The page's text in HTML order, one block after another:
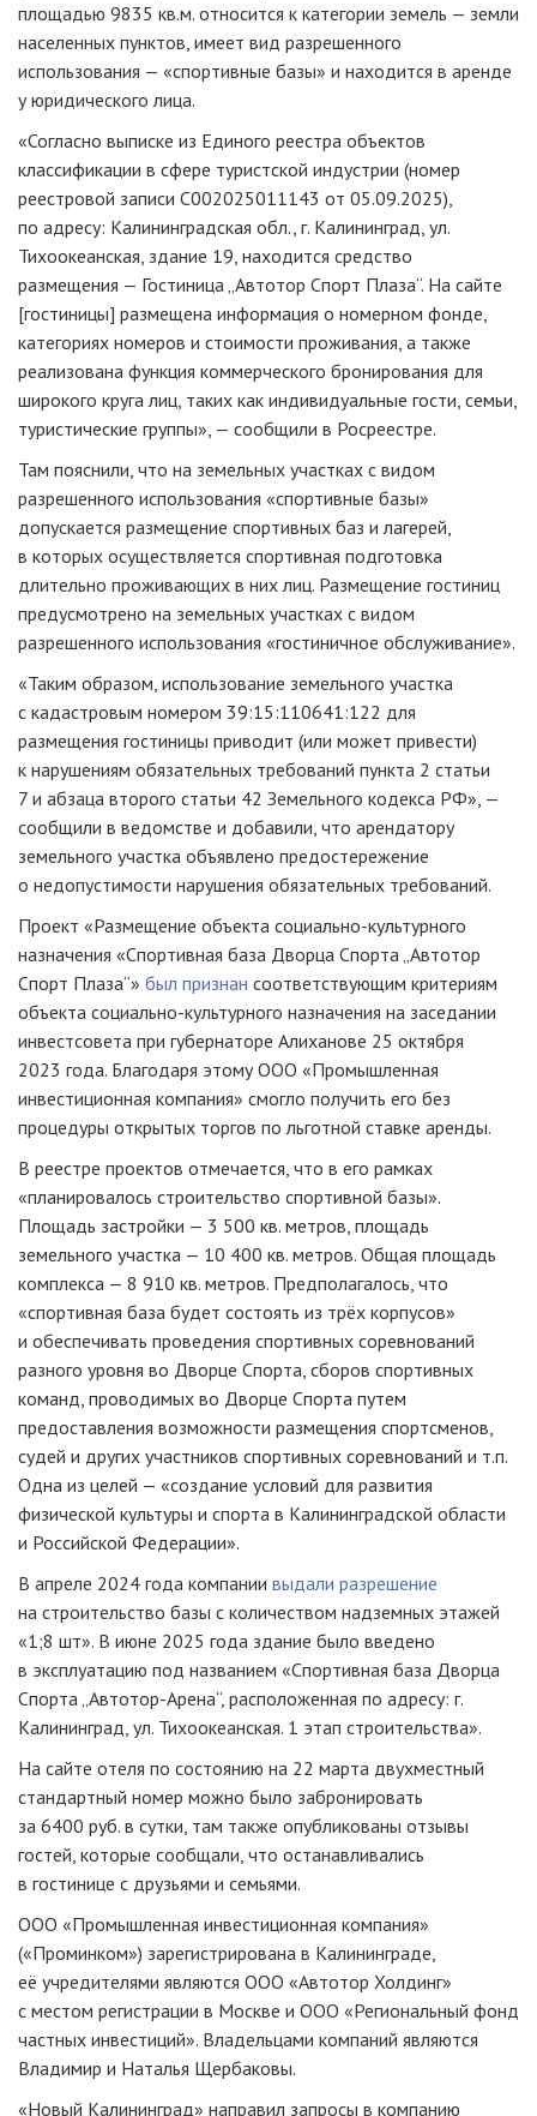
площадью 9835 кв.м. относится к категории земель — земли
населенных пунктов, имеет вид разрешенного
использования — «спортивные базы» и находится в аренде
у юридического лица.
«Согласно выписке из Единого реестра объектов
классификации в сфере туристской индустрии (номер
реестровой записи C002025011143 от 05.09.2025),
по адресу: Калининградская обл., г. Калининград, ул.
Тихоокеанская, здание 19, находится средство
размещения — Гостиница „Автотор Спорт Плаза“. На сайте
[гостиницы] размещена информация о номерном фонде,
категориях номеров и стоимости проживания, а также
реализована функция коммерческого бронирования для
широкого круга лиц, таких как индивидуальные гости, семьи,
туристические группы», — сообщили в Росреестре.
Там пояснили, что на земельных участках с видом
разрешенного использования «спортивные базы»
допускается размещение спортивных баз и лагерей,
в которых осуществляется спортивная подготовка
длительно проживающих в них лиц. Размещение гостиниц
предусмотрено на земельных участках с видом
разрешенного использования «гостиничное обслуживание».
«Таким образом, использование земельного участка
с кадастровым номером 39:15:110641:122 для
размещения гостиницы приводит (или может привести)
к нарушениям обязательных требований пункта 2 статьи
7 и абзаца второго статьи 42 Земельного кодекса РФ», —
сообщили в ведомстве и добавили, что арендатору
земельного участка объявлено предостережение
о недопустимости нарушения обязательных требований.
Проект «Размещение объекта социально-культурного
назначения «Спортивная база Дворца Спорта „Автотор
Спорт Плаза“» был признан соответствующим критериям
объекта социально-культурного назначения на заседании
инвестсовета при губернаторе Алиханове 25 октября
2023 года. Благодаря этому ООО «Промышленная
инвестиционная компания» смогло получить его без
процедуры открытых торгов по льготной ставке аренды.
В реестре проектов отмечается, что в его рамках
«планировалось строительство спортивной базы».
Площадь застройки — 3 500 кв. метров, площадь
земельного участка — 10 400 кв. метров. Общая площадь
комплекса — 8 910 кв. метров. Предполагалось, что
«спортивная база будет состоять из трёх корпусов»
и обеспечивать проведения спортивных соревнований
разного уровня во Дворце Спорта, сборов спортивных
команд, проводимых во Дворце Спорта путем
предоставления возможности размещения спортсменов,
судей и других участников спортивных соревнований и т.п.
Одна из целей — «создание условий для развития
физической культуры и спорта в Калининградской области
и Российской Федерации».
В апреле 2024 года компании выдали разрешение
на строительство базы с количеством надземных этажей
«1;8 шт». В июне 2025 года здание было введено
в эксплуатацию под названием «Спортивная база Дворца
Спорта „Автотор-Арена“, расположенная по адресу: г.
Калининград, ул. Тихоокеанская. 1 этап строительства».
На сайте отеля по состоянию на 22 марта двухместный
стандартный номер можно было забронировать
за 6400 руб. в сутки, там также опубликованы отзывы
гостей, которые сообщали, что останавливались
в гостинице с друзьями и семьями.
ООО «Промышленная инвестиционная компания»
(«Проминком») зарегистрирована в Калининграде,
её учредителями являются ООО «Автотор Холдинг»
с местом регистрации в Москве и ООО «Региональный фонд
частных инвестиций». Владельцами компаний являются
Владимир и Наталья Щербаковы.
«Новый Калининград» направил запросы в компанию